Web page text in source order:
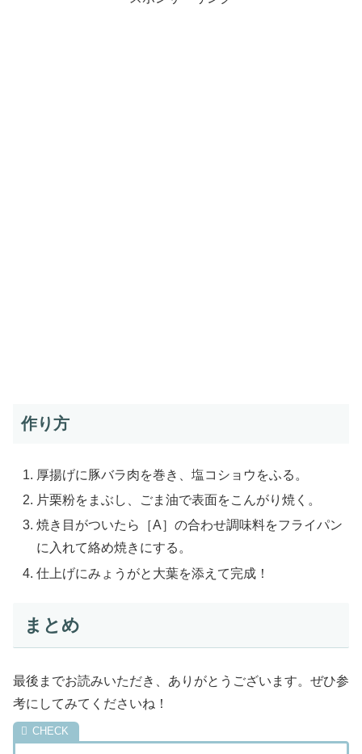
作り方
厚揚げに豚バラ肉を巻き、塩コショウをふる。
片栗粉をまぶし、ごま油で表面をこんがり焼く。
焼き目がついたら［A］の合わせ調味料をフライパン
に入れて絡め焼きにする。
仕上げにみょうがと大葉を添えて完成！
まとめ
最後までお読みいただき、ありがとうございます。ぜひ参
考にしてみてくださいね！